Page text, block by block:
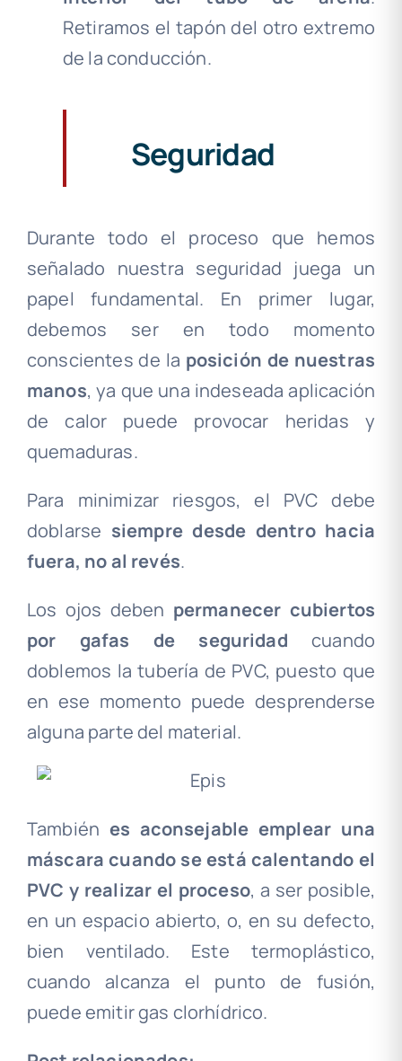
Retiramos el tapón del otro extremo
de la conducción.
Seguridad
Durante todo el proceso que hemos
señalado nuestra seguridad juega un
papel fundamental. En primer lugar,
debemos ser en todo momento
conscientes de la posición de nuestras
manos, ya que una indeseada aplicación
de calor puede provocar heridas y
quemaduras.
Para minimizar riesgos, el PVC debe
doblarse siempre desde dentro hacia
fuera, no al revés.
Los ojos deben permanecer cubiertos
por gafas de seguridad cuando
doblemos la tubería de PVC, puesto que
en ese momento puede desprenderse
alguna parte del material.
También es aconsejable emplear una
máscara cuando se está calentando el
PVC y realizar el proceso, a ser posible,
en un espacio abierto, o, en su defecto,
bien ventilado. Este termoplástico,
cuando alcanza el punto de fusión,
puede emitir gas clorhídrico.